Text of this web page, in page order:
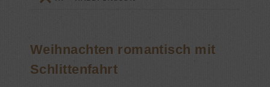
Weihnachten romantisch mit
Schlittenfahrt